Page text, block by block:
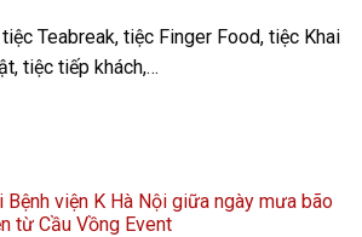
Teabreak, tiệc Finger Food, tiệc Khai
tiệc tiếp khách,…
Bệnh viện K Hà Nội giữa ngày mưa bão
từ Cầu Vồng Event